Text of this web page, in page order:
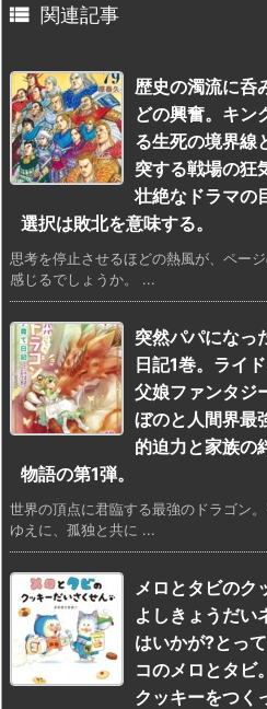
 関連記事
歴史の濁流に呑
どの興奮。キン
る生死の境界線
突する戦場の狂
壮絶なドラマの
選択は敗北を意味する。
思考を停止させるほどの熱風が、ペー
感じるでしょうか。 ...
突然パパになっ
日記1巻。ライ
父娘ファンタジ
ぼのと人間界最
的迫力と家族の
物語の第1弾。
世界の頂点に君臨する最強のドラゴン
ゆえに、孤独と共に ...
メロとタビのク
よしきょうだい
はいかが?とっ
コのメロとタビ
クッキーをつ